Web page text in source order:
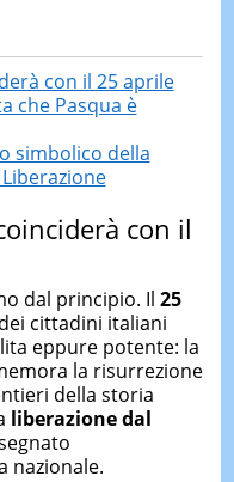
con il 25 aprile
che Pasqua è
simbolico della
con il
dal principio. Il 25
cittadini italiani
eppure potente: la
la risurrezione
della storia
liberazione dal
nazionale.